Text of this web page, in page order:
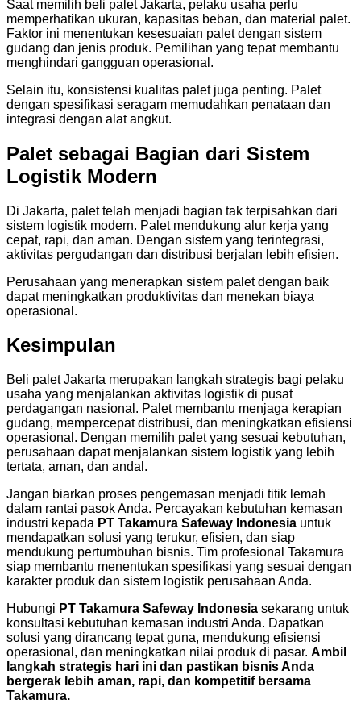
Saat memilih beli palet Jakarta, pelaku usaha perlu
memperhatikan ukuran, kapasitas beban, dan material palet.
Faktor ini menentukan kesesuaian palet dengan sistem
gudang dan jenis produk. Pemilihan yang tepat membantu
menghindari gangguan operasional.
Selain itu, konsistensi kualitas palet juga penting. Palet
dengan spesifikasi seragam memudahkan penataan dan
integrasi dengan alat angkut.
Palet sebagai Bagian dari Sistem
Logistik Modern
Di Jakarta, palet telah menjadi bagian tak terpisahkan dari
sistem logistik modern. Palet mendukung alur kerja yang
cepat, rapi, dan aman. Dengan sistem yang terintegrasi,
aktivitas pergudangan dan distribusi berjalan lebih efisien.
Perusahaan yang menerapkan sistem palet dengan baik
dapat meningkatkan produktivitas dan menekan biaya
operasional.
Kesimpulan
Beli palet Jakarta merupakan langkah strategis bagi pelaku
usaha yang menjalankan aktivitas logistik di pusat
perdagangan nasional. Palet membantu menjaga kerapian
gudang, mempercepat distribusi, dan meningkatkan efisiensi
operasional. Dengan memilih palet yang sesuai kebutuhan,
perusahaan dapat menjalankan sistem logistik yang lebih
tertata, aman, dan andal.
Jangan biarkan proses pengemasan menjadi titik lemah
dalam rantai pasok Anda. Percayakan kebutuhan kemasan
industri kepada PT Takamura Safeway Indonesia untuk
mendapatkan solusi yang terukur, efisien, dan siap
mendukung pertumbuhan bisnis. Tim profesional Takamura
siap membantu menentukan spesifikasi yang sesuai dengan
karakter produk dan sistem logistik perusahaan Anda.
Hubungi PT Takamura Safeway Indonesia sekarang untuk
konsultasi kebutuhan kemasan industri Anda. Dapatkan
solusi yang dirancang tepat guna, mendukung efisiensi
operasional, dan meningkatkan nilai produk di pasar. Ambil
langkah strategis hari ini dan pastikan bisnis Anda
bergerak lebih aman, rapi, dan kompetitif bersama
Takamura.